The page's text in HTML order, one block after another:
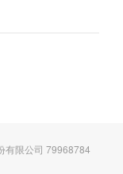
有限公司 79968784